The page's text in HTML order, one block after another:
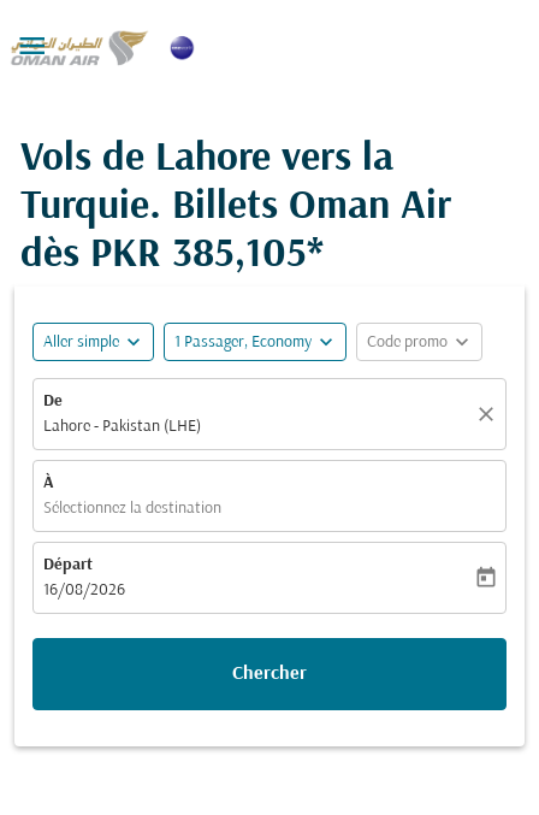

Vols de Lahore vers la
Turquie. Billets Oman Air
dès PKR 385,105*
Aller simple expand_more 1 Passager, Economy expand_more Code promo expand_more
De
Lahore - Pakistan (LHE)
close
À
Sélectionnez la destination
Départ
fc-booking-departure-date-aria-label
16/08/2026
today
Chercher